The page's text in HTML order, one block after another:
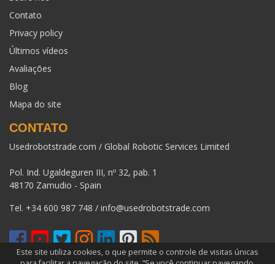
Contato
Privacy policy
Últimos vídeos
Avaliações
Blog
Mapa do site
CONTATO
Usedrobotstrade.com / Global Robotic Services Limited
Pol. Ind. Ugaldeguren III, nº 32, pab. 1
48170 Zamudio - Spain
Tel. +34 600 987 748 / info@usedrobotstrade.com
Este site utiliza cookies, o que permite o controle de visitas únicas